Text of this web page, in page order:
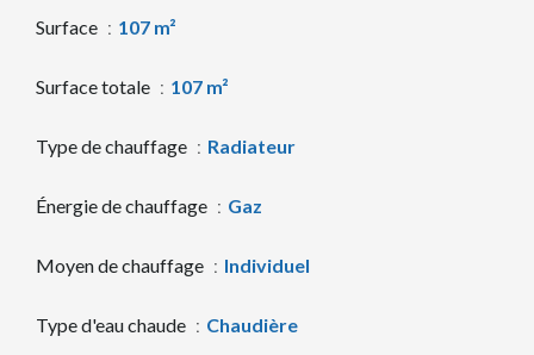
Surface 107 m²
Surface totale 107 m²
Type de chauffage Radiateur
Énergie de chauffage Gaz
Moyen de chauffage Individuel
Type d'eau chaude Chaudière